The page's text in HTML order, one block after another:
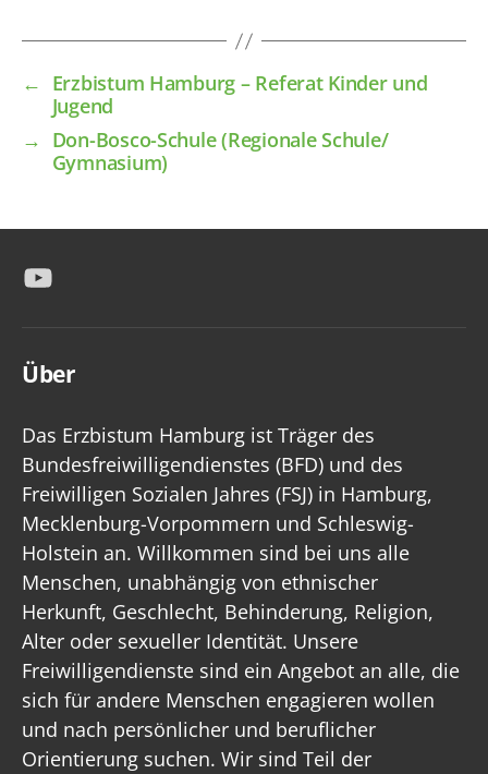
← Erzbistum Hamburg – Referat Kinder und
Jugend
→ Don-Bosco-Schule (Regionale Schule/
Gymnasium)
YouTube
Über
Das Erzbistum Hamburg ist Träger des
Bundesfreiwilligendienstes (BFD) und des
Freiwilligen Sozialen Jahres (FSJ) in Hamburg,
Mecklenburg-Vorpommern und Schleswig-
Holstein an. Willkommen sind bei uns alle
Menschen, unabhängig von ethnischer
Herkunft, Geschlecht, Behinderung, Religion,
Alter oder sexueller Identität. Unsere
Freiwilligendienste sind ein Angebot an alle, die
sich für andere Menschen engagieren wollen
und nach persönlicher und beruflicher
Orientierung suchen. Wir sind Teil der